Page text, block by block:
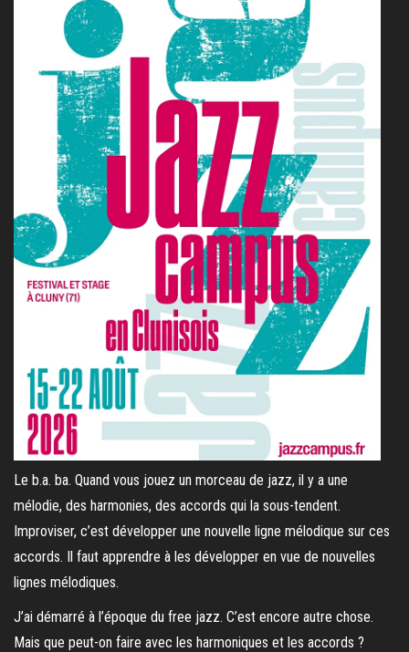
Le b.a. ba. Quand vous jouez un morceau de jazz, il y a une
mélodie, des harmonies, des accords qui la sous-tendent.
Improviser, c’est développer une nouvelle ligne mélodique sur ces
accords. Il faut apprendre à les développer en vue de nouvelles
lignes mélodiques.
J’ai démarré à l’époque du free jazz. C’est encore autre chose.
Mais que peut-on faire avec les harmoniques et les accords ?